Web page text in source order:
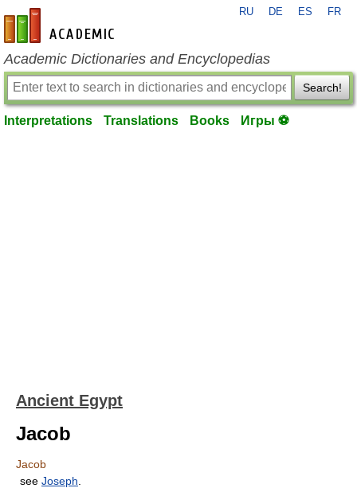
en-academic.com
RU DE ES FR
Academic Dictionaries and Encyclopedias
Search!
Interpretations Translations Books Игры ⚽
Ancient Egypt
Jacob
Jacob
see Joseph